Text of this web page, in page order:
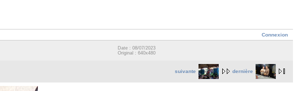
Connexion
Date : 08/07/2023
Original : 640x480
suivante dernière